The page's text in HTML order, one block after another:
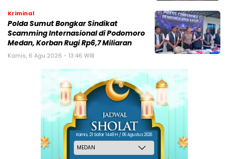
Kriminal
Polda Sumut Bongkar Sindikat
Scamming Internasional di Podomoro
Medan, Korban Rugi Rp6,7 Miliaran
Kamis, 6 Agu 2026 - 13:46 WIB
Kamis, 21 Safar 1448 H / 06 Agustus 2026